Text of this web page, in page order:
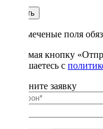
Купить
* - отмеченые поля
Нажимая кнопку
соглашаетесь с
Заполните заявку